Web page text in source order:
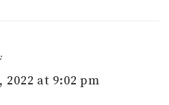
at 9:02 pm